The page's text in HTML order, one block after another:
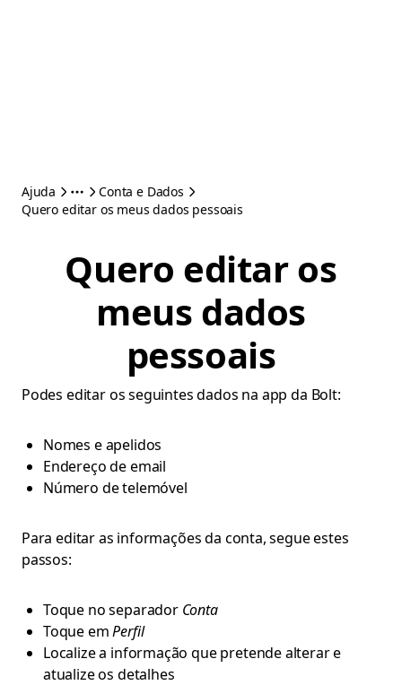
Ajuda
Conta e Dados
Quero editar os meus dados pessoais
Quero editar os
meus dados
pessoais
Podes editar os seguintes dados na app da Bolt:
Nomes e apelidos
Endereço de email
Número de telemóvel
Para editar as informações da conta, segue estes
passos:
Toque no separador Conta
Toque emPerfil
Localize a informação que pretende alterar e
atualize os detalhes